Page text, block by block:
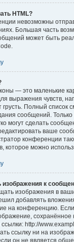
HTML?
невозможны
Большая часть
может быть
— это маленькие
выражения чувств,
грусть. Полный список
сообщений. Только
могут сделать
ваше
конференции
которое можно
изображения к
изображения в
добавлять
на конференцию.
http://
ссылку ни на
он не является